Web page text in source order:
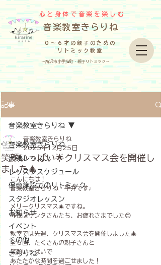
心と身体で音楽を楽しむ
０～６才の親子のための
リトミック教室
​音楽教室きらりね
～所沢市小手指町・親子リトミック～
記事
音楽教室きらりね
出張レッスン
レッスンスケジュール
保育施設でのリトミック
スタジオレッスン
お知らせ
イベント
その他
きらりね
音楽教室きらりね
笑顔いっぱい🌟クリスマス会を開催し
ました🎄
音楽教室きらりね
2025年12月25日
こんにちは！
音楽教室きらりね・平井です♩
メリークリスマス🎄ですね。
昨夜はサンタさんたち、お疲れさまでした😌
教室では先週、クリスマス会を開催しました🎄
全６回、たくさんの親子さんと
笑顔いっぱいで
あたたかな時間を過ごせました！